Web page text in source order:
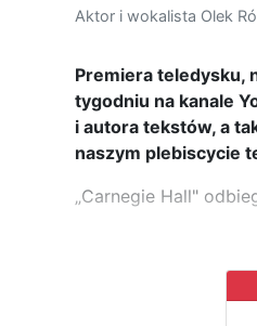
Aktor i wokalista Olek
Premiera teledysku,
tygodniu na kanale
i autora tekstów, a
naszym plebiscycie
„Carnegie Hall"